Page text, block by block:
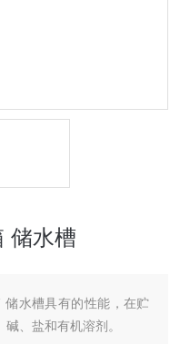
储水槽
水槽具有的性能，在贮
、盐和有机溶剂。